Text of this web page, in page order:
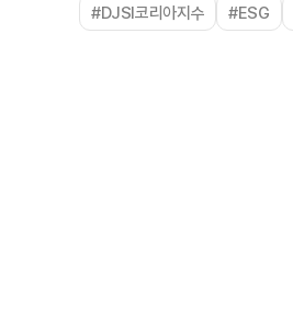
#DJSI코리아지수 #ESG